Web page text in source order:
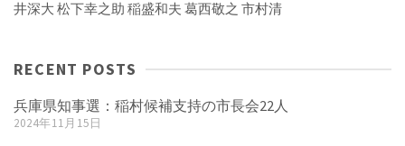
井深大 松下幸之助 稲盛和夫 葛西敬之 市村清
RECENT POSTS
兵庫県知事選：稲村候補支持の市長会22人
2024年11月15日